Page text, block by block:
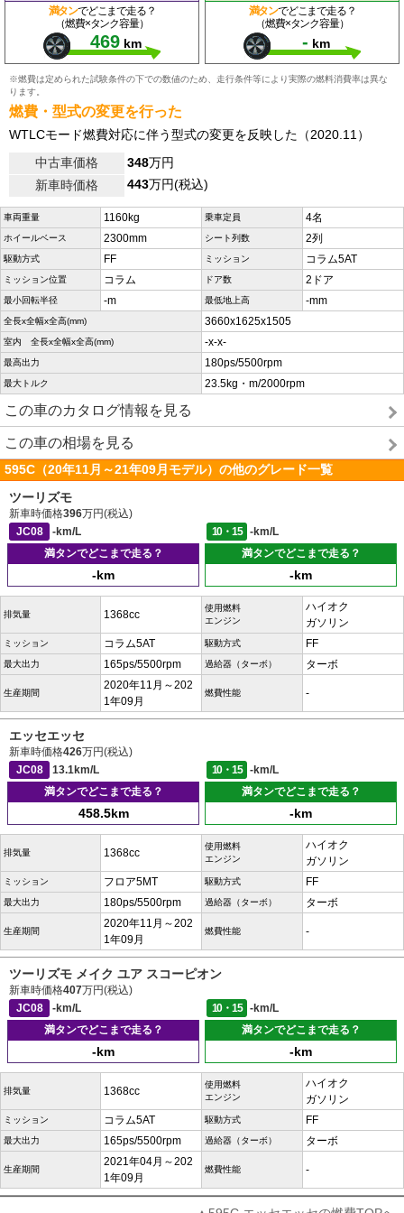
満タンでどこまで走る？
（燃費×タンク容量）
469 km
満タンでどこまで走る？
（燃費×タンク容量）
- km
※燃費は定められた試験条件の下での数値のため、走行条件等により実際の燃料消費率は異な
ります。
燃費・型式の変更を行った
WTLCモード燃費対応に伴う型式の変更を反映した（2020.11）
中古車価格
348万円
新車時価格
443万円(税込)
車両重量 1160kg 乗車定員 4名
ホイールベース 2300mm シート列数 2列
駆動方式 FF ミッション コラム5AT
ミッション位置 コラム ドア数 2ドア
最小回転半径 -m 最低地上高 -mm
全長x全幅x全高(mm) 3660x1625x1505
室内 全長x全幅x全高(mm) -x-x-
最高出力 180ps/5500rpm
最大トルク 23.5kg・m/2000rpm
この車のカタログ情報を見る
この車の相場を見る
595C（20年11月～21年09月モデル）の他のグレード一覧
ツーリズモ
新車時価格396万円(税込)
JC08
-km/L 10・15
-km/L
満タンでどこまで走る？
-km
満タンでどこまで走る？
-km
排気量 1368cc
使用燃料
エンジン
ハイオク
ガソリン
ミッション コラム5AT 駆動方式 FF
最大出力 165ps/5500rpm 過給器（ターボ） ターボ
生産期間
2020年11月～202
1年09月
燃費性能 -
エッセエッセ
新車時価格426万円(税込)
JC08
13.1km/L 10・15
-km/L
満タンでどこまで走る？
458.5km
満タンでどこまで走る？
-km
排気量 1368cc
使用燃料
エンジン
ハイオク
ガソリン
ミッション フロア5MT 駆動方式 FF
最大出力 180ps/5500rpm 過給器（ターボ） ターボ
生産期間
2020年11月～202
1年09月
燃費性能 -
ツーリズモ メイク ユア スコーピオン
新車時価格407万円(税込)
JC08
-km/L 10・15
-km/L
満タンでどこまで走る？
-km
満タンでどこまで走る？
-km
排気量 1368cc
使用燃料
エンジン
ハイオク
ガソリン
ミッション コラム5AT 駆動方式 FF
最大出力 165ps/5500rpm 過給器（ターボ） ターボ
生産期間
2021年04月～202
1年09月
燃費性能 -